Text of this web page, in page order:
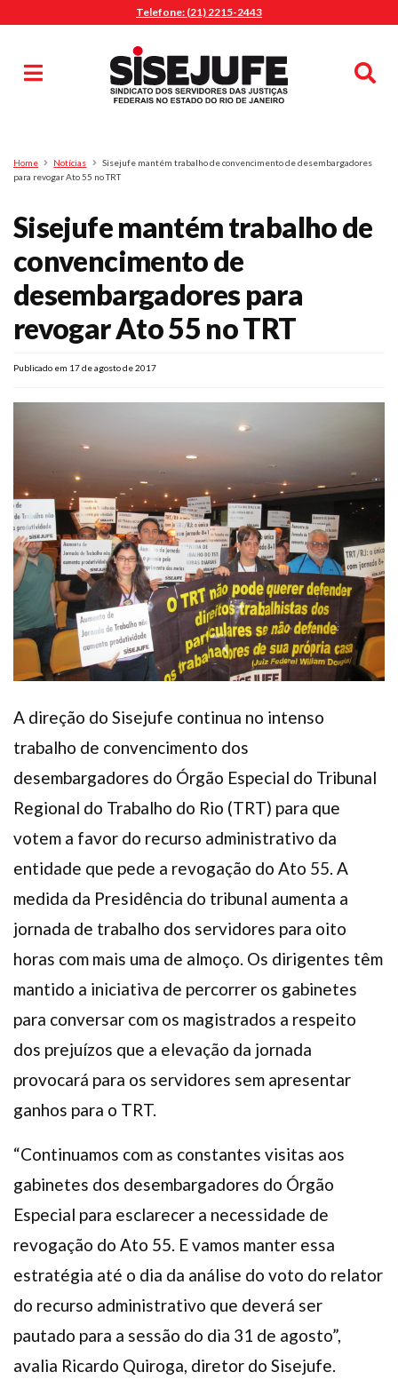
Telefone: (21) 2215-2443
Pesquisa
Home Notícias
Sisejufe mantém trabalho de convencimento de desembargadores
para revogar Ato 55 no TRT
Sisejufe mantém trabalho de
convencimento de
desembargadores para
revogar Ato 55 no TRT
Publicado em 17 de agosto de 2017
A direção do Sisejufe continua no intenso
trabalho de convencimento dos
desembargadores do Órgão Especial do Tribunal
Regional do Trabalho do Rio (TRT) para que
votem a favor do recurso administrativo da
entidade que pede a revogação do Ato 55. A
medida da Presidência do tribunal aumenta a
jornada de trabalho dos servidores para oito
horas com mais uma de almoço. Os dirigentes têm
mantido a iniciativa de percorrer os gabinetes
para conversar com os magistrados a respeito
dos prejuízos que a elevação da jornada
provocará para os servidores sem apresentar
ganhos para o TRT.
“Continuamos com as constantes visitas aos
gabinetes dos desembargadores do Órgão
Especial para esclarecer a necessidade de
revogação do Ato 55. E vamos manter essa
estratégia até o dia da análise do voto do relator
do recurso administrativo que deverá ser
pautado para a sessão do dia 31 de agosto”,
avalia Ricardo Quiroga, diretor do Sisejufe.
MENU
Sindicalize-se
Jurídico
O Sindicato
Agenda
Casa do Alto
Nossos Convênios
Gympass Wellhub
Assistência Funeral
FacebookInstagramTwitter YoutubeTikTok Whatsapp